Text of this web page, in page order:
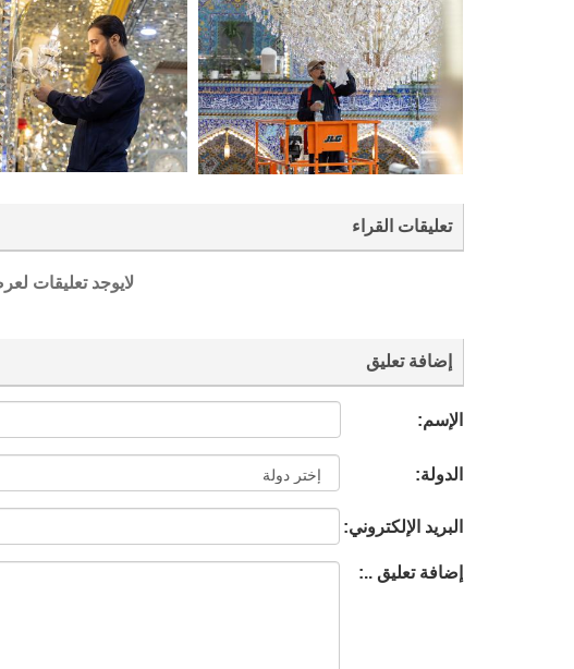
تعليقات القراء
لايوجد تعليقات
إضافة تعليق
الإسم:
الدولة:
البريد الإلكتروني:
إضافة تعليق ..: